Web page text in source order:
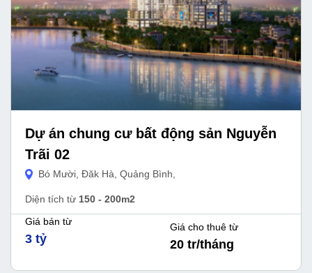
Dự án chung cư bất động sản Nguyễn
Trãi 02
Bó Mười, Đăk Hà, Quảng Bình,
Diện tích từ 150 - 200m2
Giá bán từ
3 tỷ
Giá cho thuê từ
20 tr/tháng